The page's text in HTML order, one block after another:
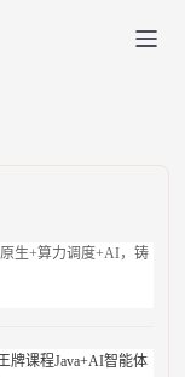
生+算力调度+AI，铸
牌课程Java+AI智能体